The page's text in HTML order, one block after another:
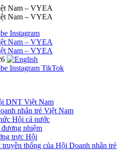
Instagram
Instagram TikTok
DNT Việt Nam
nhân trẻ Việt Nam
Hội cả nước
nhiệm
trực Hội
truyền thống của Hội Doanh nhân trẻ